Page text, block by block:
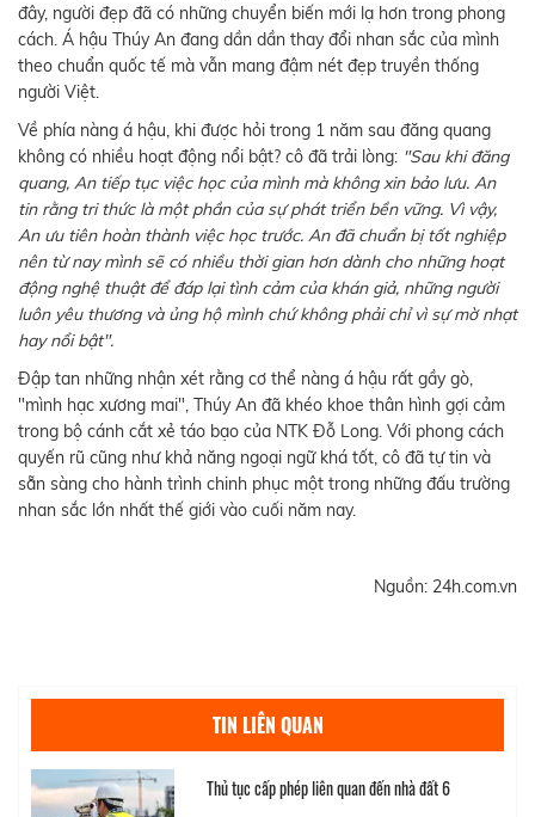
đây, người đẹp đã có những chuyển biến mới lạ hơn trong phong
cách. Á hậu Thúy An đang dần dần thay đổi nhan sắc của mình
theo chuẩn quốc tế mà vẫn mang đậm nét đẹp truyền thống
người Việt.
Về phía nàng á hậu, khi được hỏi trong 1 năm sau đăng quang
không có nhiều hoạt động nổi bật? cô đã trải lòng: "Sau khi đăng
quang, An tiếp tục việc học của mình mà không xin bảo lưu. An
tin rằng tri thức là một phần của sự phát triển bền vững. Vì vậy,
An ưu tiên hoàn thành việc học trước. An đã chuẩn bị tốt nghiệp
nên từ nay mình sẽ có nhiều thời gian hơn dành cho những hoạt
động nghệ thuật để đáp lại tình cảm của khán giả, những người
luôn yêu thương và ủng hộ mình chứ không phải chỉ vì sự mờ nhạt
hay nổi bật".
Đập tan những nhận xét rằng cơ thể nàng á hậu rất gầy gò,
"mình hạc xương mai", Thúy An đã khéo khoe thân hình gợi cảm
trong bộ cánh cắt xẻ táo bạo của NTK Đỗ Long. Với phong cách
quyến rũ cũng như khả năng ngoại ngữ khá tốt, cô đã tự tin và
sẵn sàng cho hành trình chinh phục một trong những đấu trường
nhan sắc lớn nhất thế giới vào cuối năm nay.
Nguồn: 24h.com.vn
TIN LIÊN QUAN
Thủ tục cấp phép liên quan đến nhà đất 6